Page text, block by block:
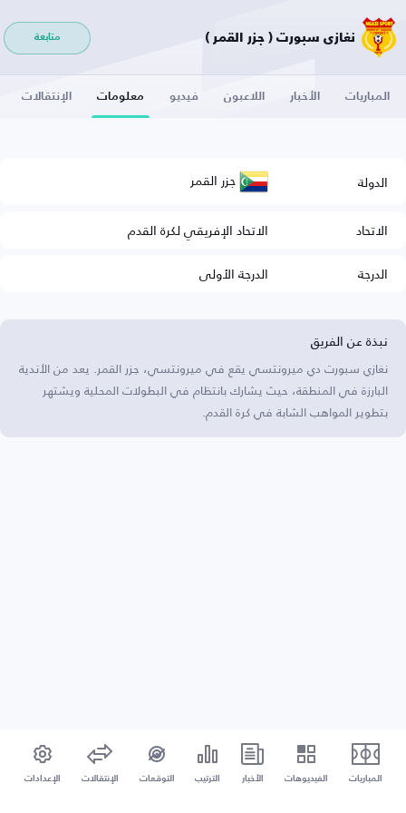
نغازي سبورت ( جزر القمر ) متابعة
المباريات الأخبار اللاعبون فيديو معلومات الإنتقالات
الدولة جزر القمر
الاتحاد
الاتحاد الإفريقي لكرة القدم
الدرجة
الدرجة الأولى
نبذة عن الفريق
نغازي سبورت دي ميرونتسي يقع في ميرونتسي، جزر القمر. يعد من الأندية
البارزة في المنطقة، حيث يشارك بانتظام في البطولات المحلية ويشتهر
بتطوير المواهب الشابة في كرة القدم.
المباريات الفيديوهات الأخبار الترتيب التوقعات الإنتقالات الإعدادات